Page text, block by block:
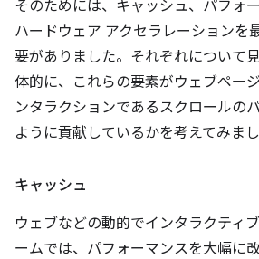
そのためには、キャッシュ、パフォ
ハードウェア アクセラレーションを
要がありました。それぞれについて
体的に、これらの要素がウェブペー
ンタラクションであるスクロールの
ように貢献しているかを考えてみまし
キャッシュ
ウェブなどの動的でインタラクティ
ームでは、パフォーマンスを大幅に